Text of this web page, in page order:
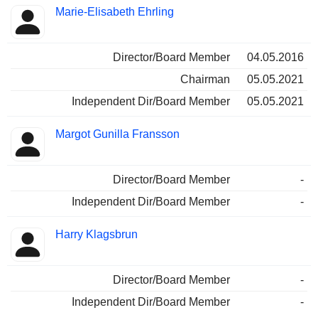
Marie-Elisabeth Ehrling
Director/Board Member
04.05.2016
Chairman
05.05.2021
Independent Dir/Board Member
05.05.2021
Margot Gunilla Fransson
Director/Board Member
-
Independent Dir/Board Member
-
Harry Klagsbrun
Director/Board Member
-
Independent Dir/Board Member
-